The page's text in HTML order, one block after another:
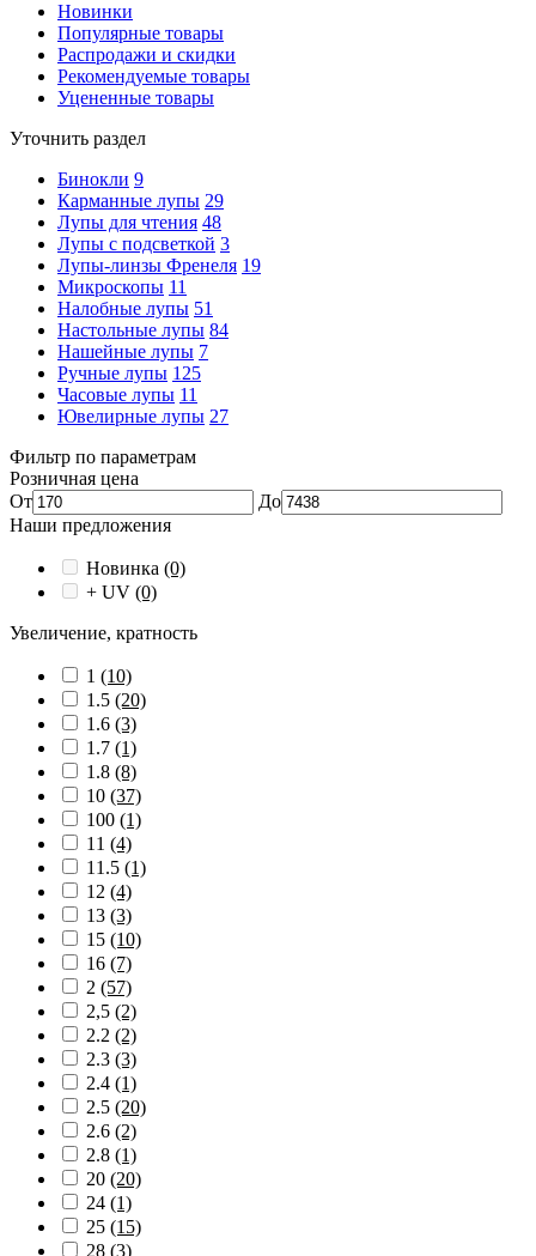
Новинки
Популярные товары
Распродажи и скидки
Рекомендуемые товары
Уцененные товары
Уточнить раздел
Бинокли 9
Карманные лупы 29
Лупы для чтения 48
Лупы с подсветкой 3
Лупы-линзы Френеля 19
Микроскопы 11
Налобные лупы 51
Настольные лупы 84
Нашейные лупы 7
Ручные лупы 125
Часовые лупы 11
Ювелирные лупы 27
Фильтр по параметрам
Розничная цена
От
До
Наши предложения
Новинка (0)
+ UV (0)
Увеличение, кратность
1 (10)
1.5 (20)
1.6 (3)
1.7 (1)
1.8 (8)
10 (37)
100 (1)
11 (4)
11.5 (1)
12 (4)
13 (3)
15 (10)
16 (7)
2 (57)
2,5 (2)
2.2 (2)
2.3 (3)
2.4 (1)
2.5 (20)
2.6 (2)
2.8 (1)
20 (20)
24 (1)
25 (15)
28 (3)